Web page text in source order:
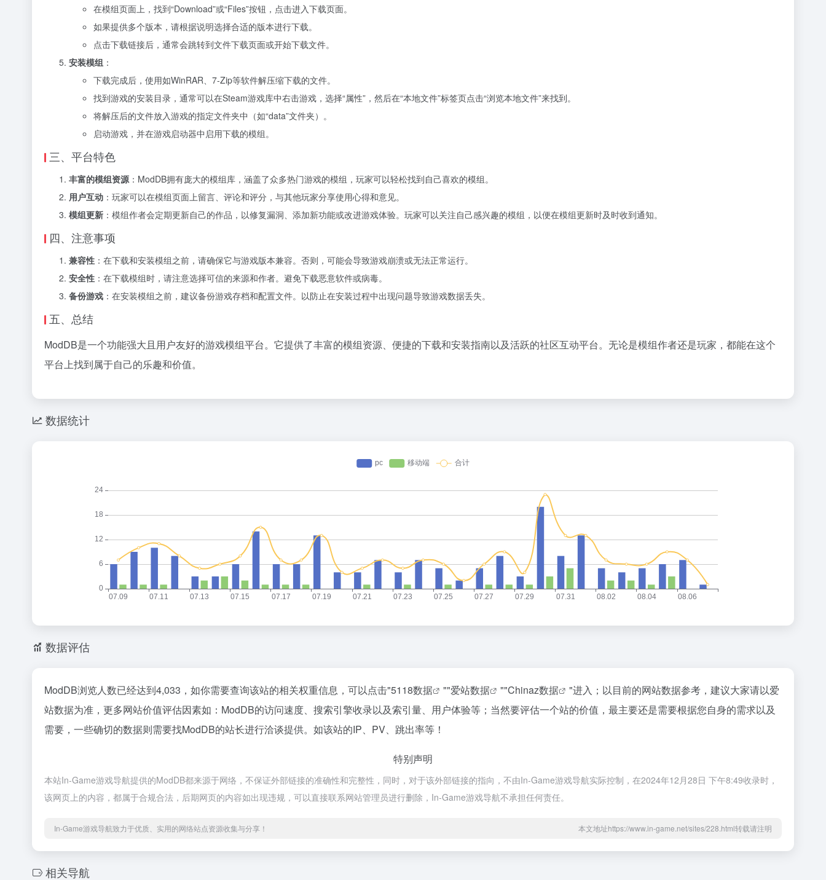
在模组页面上，找到“Download”或“Files”按钮，点击进入下载页面。
如果提供多个版本，请根据说明选择合适的版本进行下载。
点击下载链接后，通常会跳转到文件下载页面或开始下载文件。
安装模组 ：
下载完成后，使用如WinRAR、7-Zip等软件解压缩下载的文件。
找到游戏的安装目录，通常可以在Steam游戏库中右击游戏，选择“属性”，然后在“本地文件”标签页点击“浏览本地文件”来找到。
将解压后的文件放入游戏的指定文件夹中（如“data”文件夹）。
启动游戏，并在游戏启动器中启用下载的模组。
三、平台特色
丰富的模组资源：ModDB拥有庞大的模组库，涵盖了众多热门游戏的模组，玩家可以轻松找到自己喜欢的模组。
用户互动 ：玩家可以在模组页面上留言、评论和评分，与其他玩家分享使用心得和意见。
模组更新 ：模组作者会定期更新自己的作品，以修复漏洞、添加新功能或改进游戏体验。玩家可以关注自己感兴趣的模组，以便在模组更新时及时收到通知。
四、注意事项
兼容性 ：在下载和安装模组之前，请确保它与游戏版本兼容。否则，可能会导致游戏崩溃或无法正常运行。
安全性 ：在下载模组时，请注意选择可信的来源和作者。避免下载恶意软件或病毒。
备份游戏 ：在安装模组之前，建议备份游戏存档和配置文件。以防止在安装过程中出现问题导致游戏数据丢失。
五、总结
ModDB是一个功能强大且用户友好的游戏模组平台。它提供了丰富的模组资源、便捷的下载和安装指南以及活跃的社区互动平台。无论是模组作者还是玩家，都能在这个
平台上找到属于自己的乐趣和价值。
数据统计
数据评估
ModDB浏览人数已经达到4,033，如你需要查询该站的相关权重信息，可以点击"5118数据 ""爱站数据 ""Chinaz数据
"进入；以目前的网站数据参考，建议大家请以爱
站数据为准，更多网站价值评估因素如：ModDB的访问速度、搜索引擎收录以及索引量、用户体验等；当然要评估一个站的价值，最主要还是需要根据您自身的需求以及
需要，一些确切的数据则需要找ModDB的站长进行洽谈提供。如该站的IP、PV、跳出率等！
特别声明
本站In-Game游戏导航提供的ModDB都来源于网络，不保证外部链接的准确性和完整性，同时，对于该外部链接的指向，不由In-Game游戏导航实际控制，在2024年12月28日 下午8:49收录时，
该网页上的内容，都属于合规合法，后期网页的内容如出现违规，可以直接联系网站管理员进行删除，In-Game游戏导航不承担任何责任。
In-Game游戏导航致力于优质、实用的网络站点资源收集与分享！ 本文地址https://www.in-game.net/sites/228.html转载请注明
相关导航